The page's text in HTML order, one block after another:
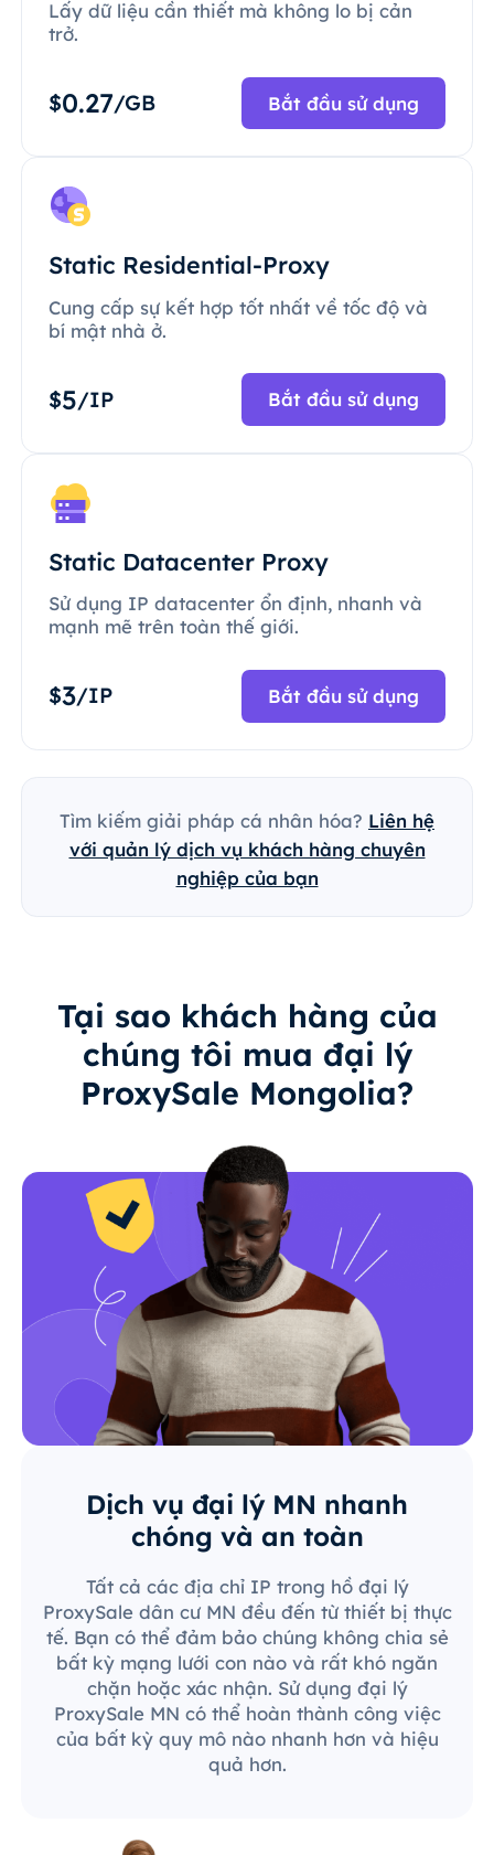
Lấy dữ liệu cần thiết mà không lo bị cản
trở.
$0.27/GB Bắt đầu sử dụng
Static Residential-Proxy
Cung cấp sự kết hợp tốt nhất về tốc độ và
bí mật nhà ở.
$5/IP Bắt đầu sử dụng
Static Datacenter Proxy
Sử dụng IP datacenter ổn định, nhanh và
mạnh mẽ trên toàn thế giới.
$3/IP Bắt đầu sử dụng
Tìm kiếm giải pháp cá nhân hóa? Liên hệ
với quản lý dịch vụ khách hàng chuyên
nghiệp của bạn
Tại sao khách hàng của
chúng tôi mua đại lý
ProxySale Mongolia?
Dịch vụ đại lý MN nhanh
chóng và an toàn
Tất cả các địa chỉ IP trong hồ đại lý
ProxySale dân cư MN đều đến từ thiết bị thực
tế. Bạn có thể đảm bảo chúng không chia sẻ
bất kỳ mạng lưới con nào và rất khó ngăn
chặn hoặc xác nhận. Sử dụng đại lý
ProxySale MN có thể hoàn thành công việc
của bất kỳ quy mô nào nhanh hơn và hiệu
quả hơn.